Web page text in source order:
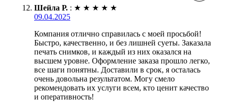
Шейла Р. : ★ ★ ★ ★ ★
09.04.2025
Компания отлично справилась с моей просьбой!
Быстро, качественно, и без лишней суеты. Заказала
печать снимков, и каждый из них оказался на
высшем уровне. Оформление заказа прошло легко,
все шаги понятны. Доставили в срок, я осталась
очень довольна результатом. Могу смело
рекомендовать их услуги всем, кто ценит качество
и оперативность!